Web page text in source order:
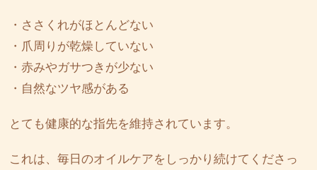
・ささくれがほとんどない
・爪周りが乾燥していない
・赤みやガサつきが少ない
・自然なツヤ感がある
とても健康的な指先を維持されています。
これは、毎日のオイルケアをしっかり続けてくださっ